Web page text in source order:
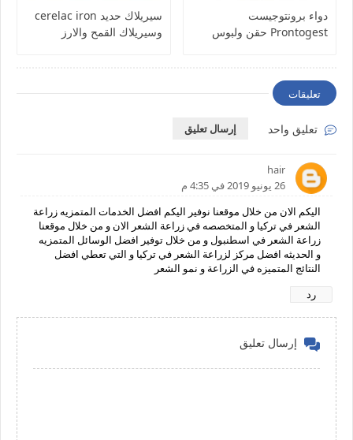
دواء برونتوجيست
Prontogest حقن ولبوس
سيريلاك حديد cerelac iron
وسيريلاك القمح والارز
تعليقات
تعليق واحد إرسال تعليق
hair
26 يونيو 2019 في 4:35 م
اليكم الان من خلال موقعنا نوفير اليكم افضل الخدمات المتمزيه زراعة
الشعر في تركيا و المتخصصه في زراعة الشعر الان و من خلال موقعنا
زراعة الشعر في اسطنبول و من خلال توفير افضل الوسائل المتمزيه
و الحديثه افضل مركز لزراعة الشعر في تركيا و التي تعطي افضل
النتائج المتميزه في الزراعة و نمو الشعر
رد
إرسال تعليق